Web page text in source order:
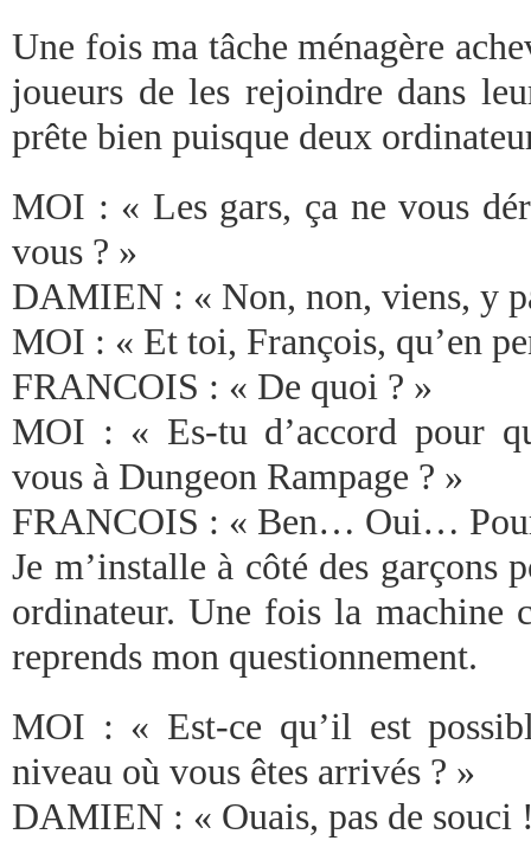
Une fois ma tâche ménagère
joueurs de les rejoindre dans
prête bien puisque deux
MOI : « Les gars, ça ne vous
vous ? »
DAMIEN : « Non, non, viens, y
MOI : « Et toi, François, qu’en
FRANCOIS : « De quoi ? »
MOI : « Es-tu d’accord pour
vous à Dungeon Rampage ? »
FRANCOIS : « Ben… Oui…
Je m’installe à côté des garçons
ordinateur. Une fois la machine
reprends mon questionnement.
MOI : « Est-ce qu’il est
niveau où vous êtes arrivés ? »
DAMIEN : « Ouais, pas de souci